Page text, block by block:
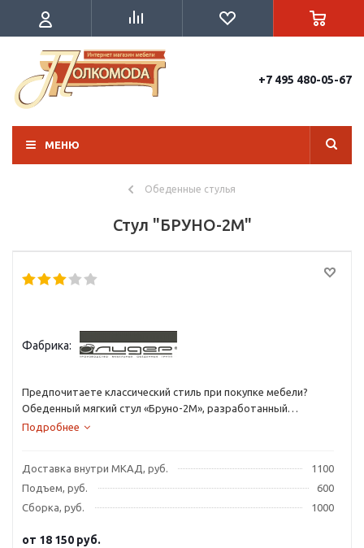
+7 495 480-05-67
МЕНЮ
Обеденные стулья
Стул "БРУНО-2М"
Фабрика:
Предпочитаете классический стиль при покупке мебели?
Обеденный мягкий стул «Бруно-2М», разработанный
итальянскими дизайнерами, является великолепным
Подробнее
Доставка внутри МКАД, руб.
1100
Подъем, руб.
600
Сборка, руб.
1000
от 18 150 руб.